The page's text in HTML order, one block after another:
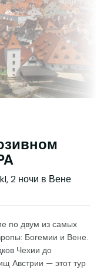
2 ночи в Вене
по двум из самых
Богемии и Вене.
Чехии до
Австрии — этот тур